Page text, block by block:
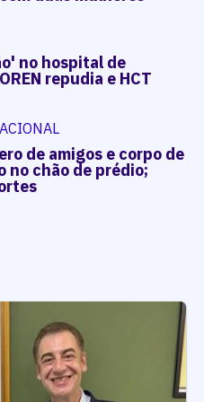
no hospital de
repudia e HCT
de amigos e corpo de
no chão de prédio;